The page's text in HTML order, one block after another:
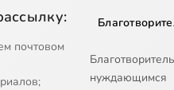
почтовом
нуждающимся